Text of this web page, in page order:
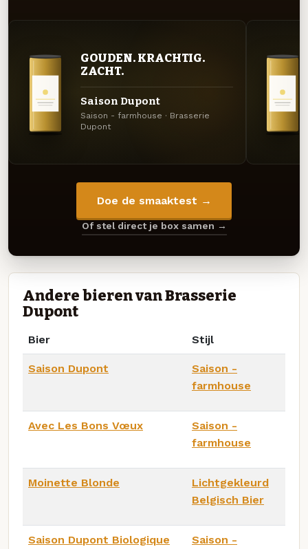
GOUDEN. KRACHTIG.
ZACHT.
Saison Dupont
Saison - farmhouse · Brasserie
Dupont
Doe de smaaktest →
Of stel direct je box samen →
Andere bieren van Brasserie
Dupont
Bier Stijl
Saison Dupont
Saison -
farmhouse
Avec Les Bons Vœux
Saison -
farmhouse
Moinette Blonde
Lichtgekleurd
Belgisch Bier
Saison Dupont Biologique
Saison -